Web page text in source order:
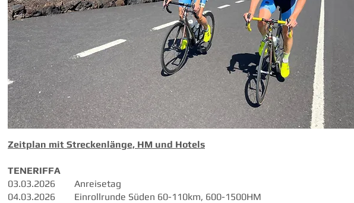
Zeitplan mit Streckenlänge, HM und Hotels
TENERIFFA
03.03.2026 Anreisetag
04.03.2026 Einrollrunde Süden 60-110km, 600-1500HM